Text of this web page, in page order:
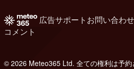
広告サポート お問い合わせ
コメント
© 2026 Meteo365 Ltd. 全ての権利は予約